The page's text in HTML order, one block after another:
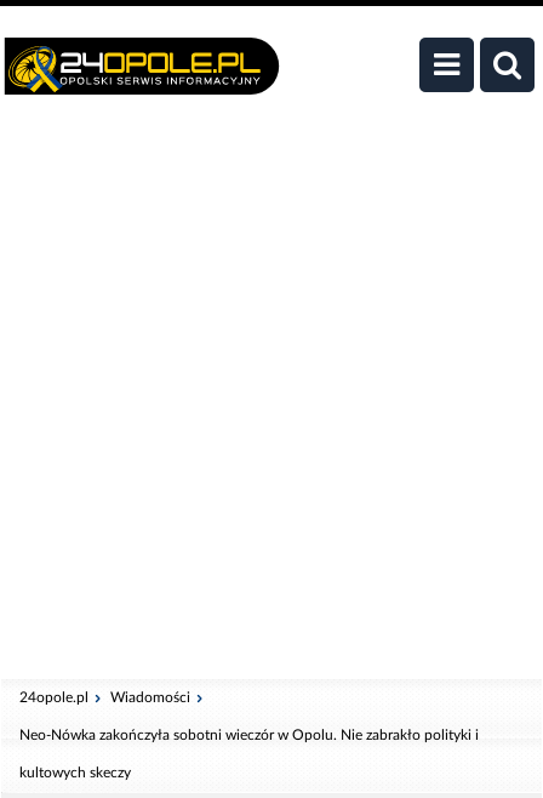
24opole.pl Wiadomości
Neo-Nówka zakończyła sobotni wieczór w Opolu. Nie zabrakło polityki i
kultowych skeczy